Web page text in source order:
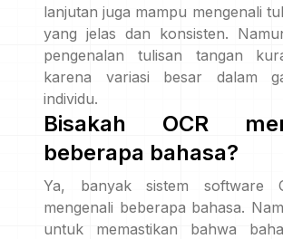
lanjutan juga mampu mengenali
yang jelas dan konsisten.
pengenalan tulisan tangan
karena variasi besar dalam
individu.
Bisakah OCR
beberapa bahasa?
Ya, banyak sistem software
mengenali beberapa bahasa.
untuk memastikan bahwa